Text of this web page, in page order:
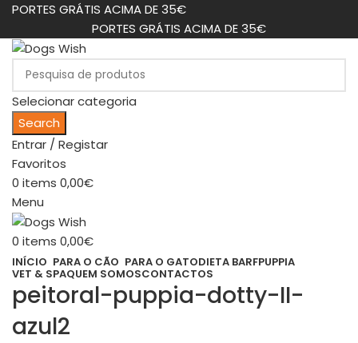
PORTES GRÁTIS ACIMA DE 35€
PORTES GRÁTIS ACIMA DE 35€
Selecionar categoria
Search
Entrar / Registar
Favoritos
0 items 0,00€
Menu
0 items 0,00€
INÍCIO PARA O CÃO PARA O GATODIETA BARFPUPPIA
VET & SPAQUEM SOMOSCONTACTOS
peitoral-puppia-dotty-II-
azul2